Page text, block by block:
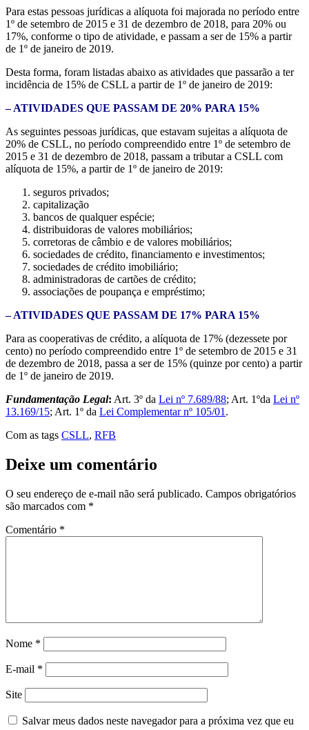
Para estas pessoas jurídicas a alíquota foi majorada no período entre
1º de setembro de 2015 e 31 de dezembro de 2018, para 20% ou
17%, conforme o tipo de atividade, e passam a ser de 15% a partir
de 1º de janeiro de 2019.
Desta forma, foram listadas abaixo as atividades que passarão a ter
incidência de 15% de CSLL a partir de 1º de janeiro de 2019:
– ATIVIDADES QUE PASSAM DE 20% PARA 15%
As seguintes pessoas jurídicas, que estavam sujeitas a alíquota de
20% de CSLL, no período compreendido entre 1º de setembro de
2015 e 31 de dezembro de 2018, passam a tributar a CSLL com
alíquota de 15%, a partir de 1º de janeiro de 2019:
seguros privados;
capitalização
bancos de qualquer espécie;
distribuidoras de valores mobiliários;
corretoras de câmbio e de valores mobiliários;
sociedades de crédito, financiamento e investimentos;
sociedades de crédito imobiliário;
administradoras de cartões de crédito;
associações de poupança e empréstimo;
– ATIVIDADES QUE PASSAM DE 17% PARA 15%
Para as cooperativas de crédito, a alíquota de 17% (dezessete por
cento) no período compreendido entre 1º de setembro de 2015 e 31
de dezembro de 2018, passa a ser de 15% (quinze por cento) a partir
de 1º de janeiro de 2019.
Fundamentação Legal: Art. 3º da Lei nº 7.689/88; Art. 1ºda Lei nº
13.169/15; Art. 1º da Lei Complementar nº 105/01 .
Com as tags CSLL, RFB
Deixe um comentário
O seu endereço de e-mail não será publicado. Campos obrigatórios
são marcados com *
Comentário *
Nome *
E-mail *
Site
Salvar meus dados neste navegador para a próxima vez que eu